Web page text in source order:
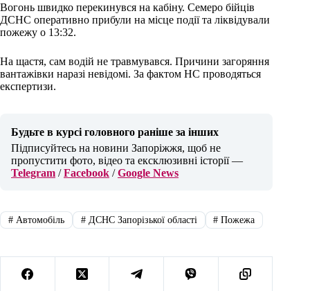
Вогонь швидко перекинувся на кабіну. Семеро бійців
ДСНС оперативно прибули на місце події та ліквідували
пожежу о 13:32.
На щастя, сам водій не травмувався. Причини загоряння
вантажівки наразі невідомі. За фактом НС проводяться
експертизи.
Будьте в курсі головного раніше за інших
Підписуйтесь на новини Запоріжжя, щоб не
пропустити фото, відео та ексклюзивні історії —
Telegram /Facebook /Google News
#Автомобіль #ДСНС Запорізької області # Пожежа